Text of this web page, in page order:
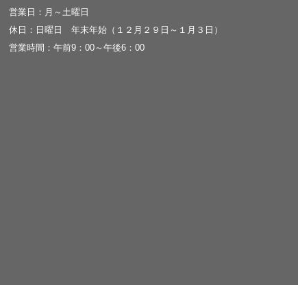
営業日：月～土曜日
休日：日曜日 年末年始（１２月２９日～１月３日）
営業時間：午前9：00～午後6：00